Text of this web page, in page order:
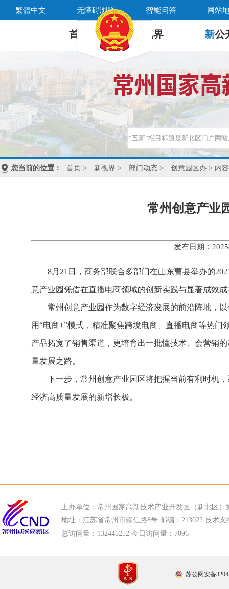
繁體中文 无障碍浏览 智能问答 网站
首 页 新 视界 新公
您当前的位置： 首页 > 新视界 > 部门动态 > 创意园区办 > 内容
常州创意产业
发布日期：
8月21日，商务部联合多部门在山东曹县举办的
意产业园凭借在直播电商领域的创新实践与显著成效
常州创意产业园作为数字经济发展的前沿阵地，
用“电商+”模式，精准聚焦跨境电商、直播电商等热
产品拓宽了销售渠道，更培育出一批懂技术、会营销
量发展之路。
下一步，常州创意产业园区将把握当前有利时机
经济高质量发展的新增长极。
主办单位：常州国家高新技术产业开发区（新北区）
地址：江苏省常州市崇信路8号 邮编：213022 技术支
总访问量： 132445252 今日访问量： 7096
苏公网安备